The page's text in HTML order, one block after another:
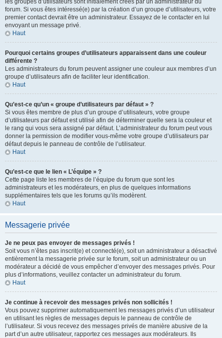
les groupes d’utilisateurs sont initialement créés par un administrateur du
forum. Si vous êtes intéressé(e) par la création d’un groupe d’utilisateurs, votre
premier contact devrait être un administrateur. Essayez de le contacter en lui
envoyant un message privé.
Haut
Pourquoi certains groupes d’utilisateurs apparaissent dans une couleur
différente ?
Les administrateurs du forum peuvent assigner une couleur aux membres d’un
groupe d’utilisateurs afin de faciliter leur identification.
Haut
Qu’est-ce qu’un « groupe d’utilisateurs par défaut » ?
Si vous êtes membre de plus d’un groupe d’utilisateurs, votre groupe
d’utilisateurs par défaut est utilisé afin de déterminer quelle sera la couleur et
le rang qui vous sera assigné par défaut. L’administrateur du forum peut vous
donner la permission de modifier vous-même votre groupe d’utilisateurs par
défaut depuis le panneau de contrôle de l’utilisateur.
Haut
Qu’est-ce que le lien « L’équipe » ?
Cette page liste les membres de l’équipe du forum que sont les
administrateurs et les modérateurs, en plus de quelques informations
supplémentaires tels que les forums qu’ils modèrent.
Haut
Messagerie privée
Je ne peux pas envoyer de messages privés !
Soit vous n’êtes pas inscrit(e) et connecté(e), soit un administrateur a désactivé
entièrement la messagerie privée sur le forum, soit un administrateur ou un
modérateur a décidé de vous empêcher d’envoyer des messages privés. Pour
plus d’informations, veuillez contacter un administrateur du forum.
Haut
Je continue à recevoir des messages privés non sollicités !
Vous pouvez supprimer automatiquement les messages privés d’un utilisateur
en utilisant les règles de messages depuis le panneau de contrôle de
l’utilisateur. Si vous recevez des messages privés de manière abusive de la
part d’un autre utilisateur, rapportez ces messages aux modérateurs. Ils